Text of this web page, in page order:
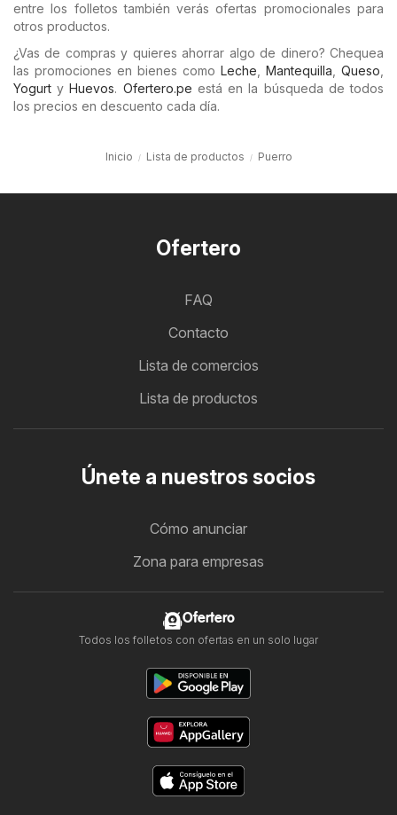
entre los folletos también verás ofertas promocionales para
otros productos.
¿Vas de compras y quieres ahorrar algo de dinero? Chequea
las promociones en bienes como Leche Mantequilla Queso
Yogurt yHuevos. Ofertero.pe está en la búsqueda de todos
los precios en descuento cada día.
Inicio Lista de productos Puerro
Ofertero
FAQ
Contacto
Lista de comercios
Lista de productos
Únete a nuestros socios
Cómo anunciar
Zona para empresas
Ofertero
Todos los folletos con ofertas en un solo lugar